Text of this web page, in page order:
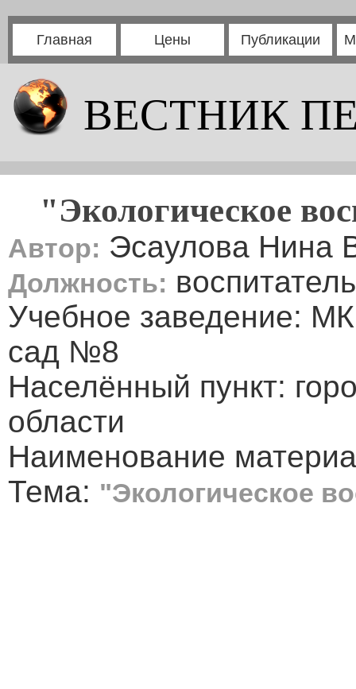
Главная Цены Публикации
ВЕСТНИК
"Экологическое
Автор: Эсаулова Нина
Должность:
Учебное заведение:
сад №8
Населённый пункт:
области
Наименование
Тема: "Экологическое